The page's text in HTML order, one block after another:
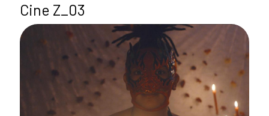
Cine Z_03